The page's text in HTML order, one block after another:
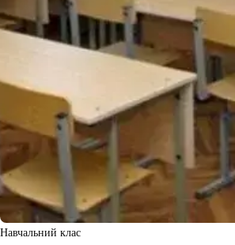
Навчальний клас